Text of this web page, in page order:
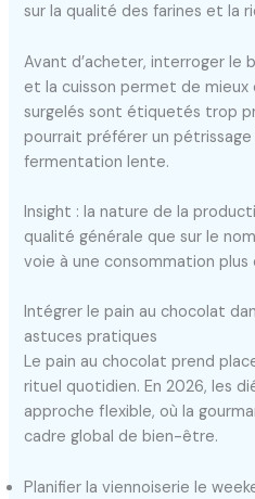
sur la qualité des farines et la
Avant d’acheter, interroger le
et la cuisson permet de mieux
surgelés sont étiquetés trop
pourrait préférer un pétrissage
fermentation lente.
Insight : la nature de la
qualité générale que sur le
voie à une consommation plus
Intégrer le pain au chocolat
astuces pratiques
Le pain au chocolat prend
rituel quotidien. En 2026, les
approche flexible, où la
cadre global de bien-être.
Planifier la viennoiserie le